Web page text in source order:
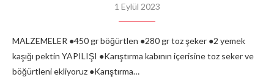
1 Eylül 2023
MALZEMELER ●450 gr böğürtlen ●280 gr toz şeker ●2 yemek
kaşığı pektin YAPILIŞI ●Karıştırma kabının içerisine toz seker ve
böğürtleni ekliyoruz ●Karıştırma…